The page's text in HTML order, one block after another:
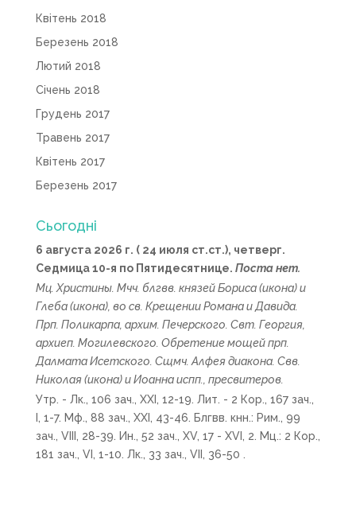
Квітень 2018
Березень 2018
Лютий 2018
Січень 2018
Грудень 2017
Травень 2017
Квітень 2017
Березень 2017
Сьогодні
6 августа 2026 г. ( 24 июля ст.ст.), четверг.
Седмица 10-я по Пятидесятнице. Поста нет.
Мц. Христины. Мчч. блгвв. князейБориса(икона) и
Глеба(икона), во св. Крещении Романа и Давида.
Прп. Поликарпа, архим. Печерского. Свт. Георгия
архиеп. Могилевского. Обретение мощей прп.
ДалматаИсетского. Сщмч. Алфея диакона. Свв.
Николая (икона) иИоаннаиспп., пресвитеров.
Утр. - Лк., 106 зач., XXI, 12-19. Лит. - 2 Кор., 167 зач.,
I, 1-7. Мф., 88 зач., XXI, 43-46. Блгвв. кнн.: Рим., 99
зач., VIII, 28-39.
Ин., 52 зач., XV, 17 - XVI, 2. Мц.: 2 Кор.,
181 зач., VI, 1-10. Лк., 33 зач., VII, 36-50